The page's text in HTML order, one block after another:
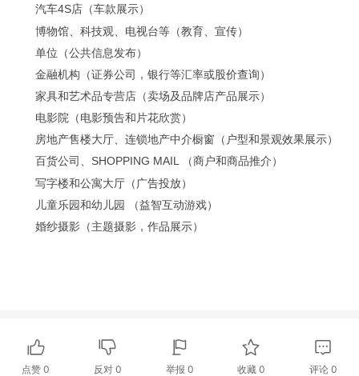
汽车4S店（车款展示）
博物馆、科技观、电视台等（教育、宣传）
单位（公共信息发布）
金融机构（证券公司，银行等汇率或股价查询）
家具和艺术品专营店（卖场及品牌店产品展示）
电影院（电影预告和片花欣赏）
房地产售楼大厅、连锁地产中介橱窗（户型和景观效果展示）
百货公司、 SHOPPING MAIL （商户和商品推介）
写字楼和公寓大厅（广告投放）
儿童乐园和幼儿园 （益智互动游戏）
婚纱摄影（主题摄影，作品展示）
点赞0 反对 0 举报 0 收藏 0 评论 0